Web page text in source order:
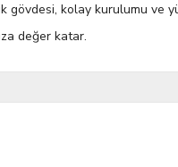
kolay kurulumu ve
değer katar.